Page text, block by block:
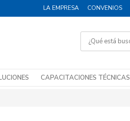
LA EMPRESA CONVENIOS
CAPACITACIONES TÉCNICAS